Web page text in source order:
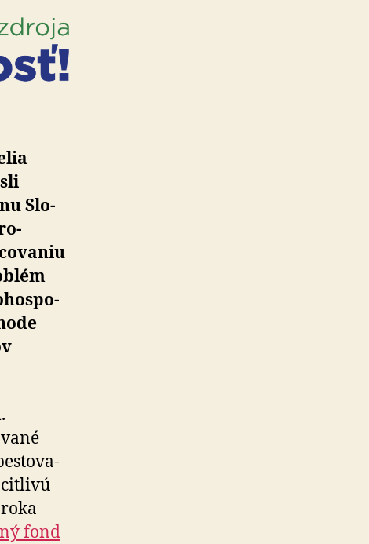
Slo­
citlivú
fond